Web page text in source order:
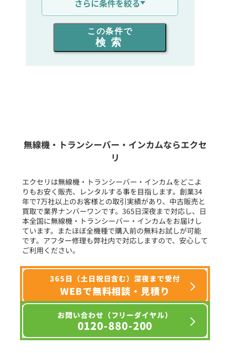
出力を選ぶ
同時通話人数を選ぶ
フリーワード入力(製品名等)
選択条件をリセット
さらに条件を絞る
この条件で
検索
無線機・トランシーバー・インカムならエクセ
リ
エクセリは無線機・トランシーバー・インカムをどこよ
りもお安く販売、レンタルする事を目指します。創業34
年で7万社以上のお客様との取引実績があり、中古販売と
買取で業界ナンバーワンです。365日深夜まで対応し、日
本全国に無線機・トランシーバー・インカムをお届けし
ています。またほぼ全機種で購入前の無料お試しが可能
です。アフター修理も弊社内で対応しますので、安心して
ご利用ください。
365日（土日祝日含む）深夜まで受付
WEBで無料相談・見積り
お問い合わせ（フリーダイヤル）
0120-880-200